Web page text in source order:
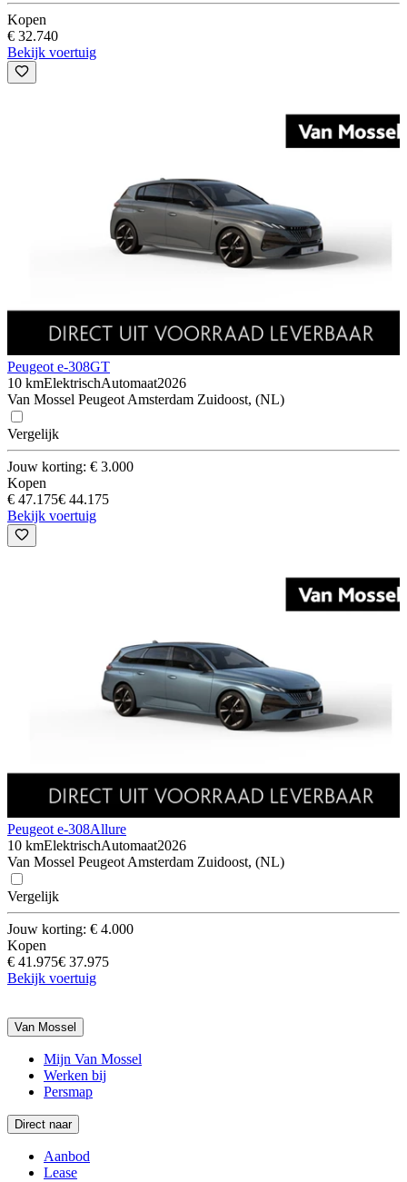
Kopen
€ 32.740
Bekijk voertuig
Peugeot e-308GT
10 kmElektrischAutomaat2026
Van Mossel Peugeot Amsterdam Zuidoost, (NL)
Vergelijk
Jouw korting: € 3.000
Kopen
€ 47.175€ 44.175
Bekijk voertuig
Peugeot e-308Allure
10 kmElektrischAutomaat2026
Van Mossel Peugeot Amsterdam Zuidoost, (NL)
Vergelijk
Jouw korting: € 4.000
Kopen
€ 41.975€ 37.975
Bekijk voertuig
Van Mossel
Mijn Van Mossel
Werken bij
Persmap
Direct naar
Aanbod
Lease